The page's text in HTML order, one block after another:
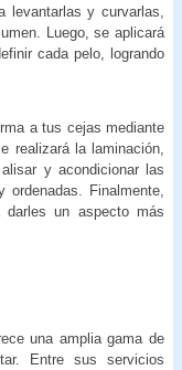
y curvarlas,
Luego, se aplicará
cada pelo, logrando
a tus cejas mediante
realizará la laminación,
y acondicionar las
Finalmente,
un aspecto más
una amplia gama de
Entre sus servicios